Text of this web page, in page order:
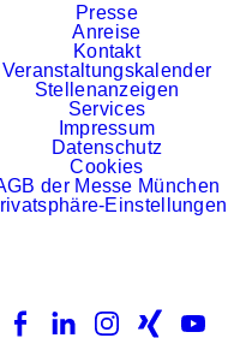
Presse
Anreise
Kontakt
Veranstaltungskalender
Stellenanzeigen
Services
Impressum
Datenschutz
Cookies
der Messe München
Einstellungen
FacebookLinkedInInstagram
Xing
YouTube